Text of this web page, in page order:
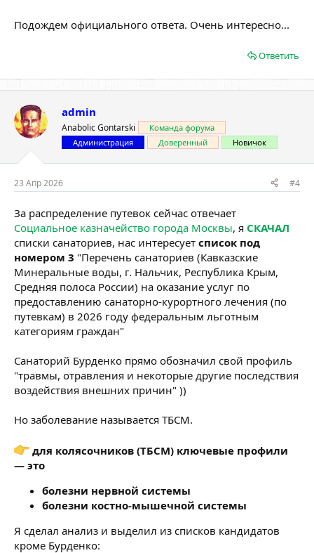
Подождем официального ответа. Очень интересно...
Ответить
admin
Anabolic Gontarski
Команда форума
Администрация
Доверенный Новичок
23 Апр 2026 #4
За распределение путевок сейчас отвечает
Социальное казначейство города Москвы, я СКАЧАЛ
списки санаториев, нас интересует список под
номером 3 "Перечень санаториев (Кавказские
Минеральные воды, г. Нальчик, Республика Крым,
Средняя полоса России) на оказание услуг по
предоставлению санаторно-курортного лечения (по
путевкам) в 2026 году федеральным льготным
категориям граждан"
Санаторий Бурденко прямо обозначил свой профиль
"травмы, отравления и некоторые другие последствия
воздействия внешних причин" ))
Но заболевание называется ТБСМ.
для колясочников (ТБСМ) ключевые профили
— это
болезни нервной системы
болезни костно-мышечной системы
Я сделал анализ и выделил из списков кандидатов
кроме Бурденко: